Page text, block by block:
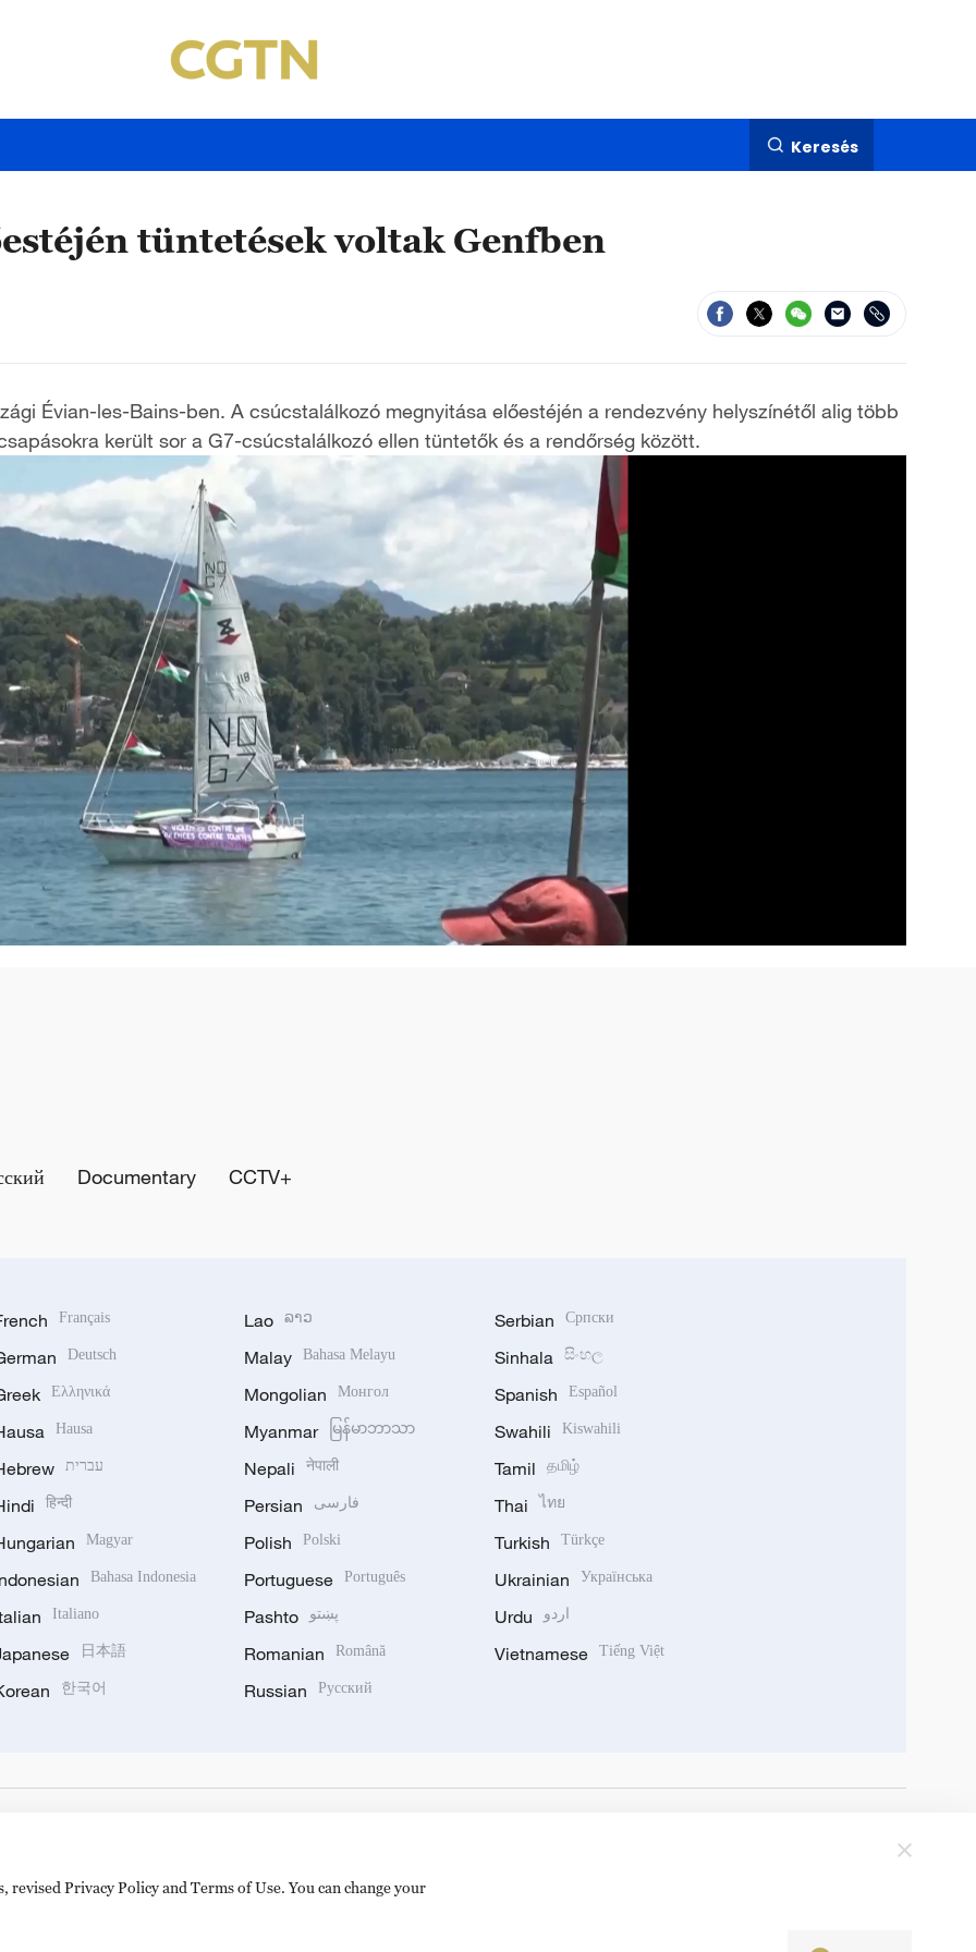
Keresés
tüntetések voltak Genfben
Évian-les-Bains-ben. A csúcstalálkozó megnyitása előestéjén a rendezvény helyszínétől alig több
került sor a G7-csúcstalálkozó ellen tüntetők és a rendőrség között.
Documentary CCTV+
Français
Deutsch
Ελληνικά
Hausa
עברית
हिन्दी
Magyar
Bahasa Indonesia
Italiano
日本語
한국어
Lao ລາວ
Malay Bahasa Melayu
Mongolian Монгол
Myanmar မြန်မာဘာသာ
Nepali नेपाली
Persian فارسی
Polish Polski
Portuguese Português
Pashto پښتو
Romanian Română
Russian Русский
Serbian Српски
Sinhala සිංහල
Spanish Español
Swahili Kiswahili
Tamil தமிழ்
Thai ไทย
Turkish Türkçe
Ukrainian Українська
Urdu اردو
Vietnamese Tiếng Việt
Privacy Policy and Terms of Use. You can change your